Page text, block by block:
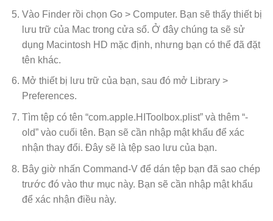
Vào Finder rồi chọn Go > Computer. Bạn sẽ thấy thiết bị
lưu trữ của Mac trong cửa sổ. Ở đây chúng ta sẽ sử
dụng Macintosh HD mặc định, nhưng bạn có thể đã đặt
tên khác.
Mở thiết bị lưu trữ của bạn, sau đó mở Library >
Preferences.
Tìm tệp có tên “com.apple.HIToolbox.plist” và thêm “-
old” vào cuối tên. Bạn sẽ cần nhập mật khẩu để xác
nhận thay đổi. Đây sẽ là tệp sao lưu của bạn.
Bây giờ nhấn Command-V để dán tệp bạn đã sao chép
trước đó vào thư mục này. Bạn sẽ cần nhập mật khẩu
để xác nhận điều này.